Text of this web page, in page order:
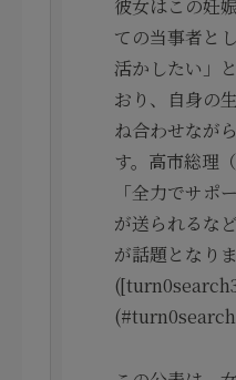
彼女はこの妊
ての当事者と
活かしたい」
おり、自身の
ね合わせなが
す。高市総理
「全力でサポ
が送られるな
が話題となりま